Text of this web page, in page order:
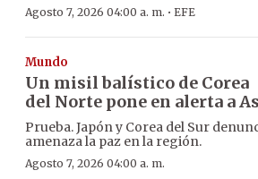
Agosto 7, 2026 04:00 a. m. · EFE
Mundo
Un misil balístico de Corea
del Norte pone en alerta a
Prueba. Japón y Corea del Sur
amenaza la paz en la región.
Agosto 7, 2026 04:00 a. m.